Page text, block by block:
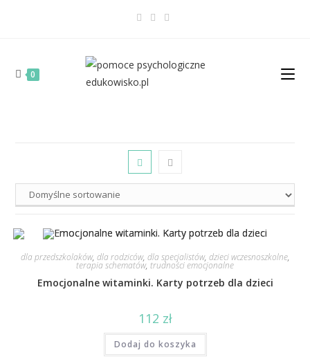
0
dla przedszkolaków, dla rodziców, dla specjalistów, dzieci wczesnoszkolne,
terapia schematów, trudności emocjonalne
Emocjonalne witaminki. Karty potrzeb dla dzieci
112 zł
Dodaj do koszyka